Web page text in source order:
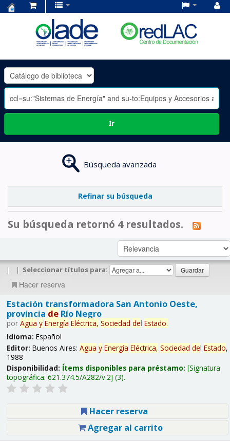
OLADE
-
Ir
Búsqueda avanzada
Refinar su búsqueda
Su búsqueda retornó 4 resultados.
| | Seleccionar títulos para:
Hacer reserva
Estación transformadora San Antonio Oeste,
provincia deRío Negro
por Agua y Energía Eléctrica, Sociedad del Estado.
Idioma: Español
Editor: Buenos Aires: Agua y Energía Eléctrica, Sociedad del Estado,
1988
Disponibilidad: Ítems disponibles para préstamo: Signatura
topográfica: 621.374.5/A282/v.2 (3).
Hacer reserva
Agregar al carrito